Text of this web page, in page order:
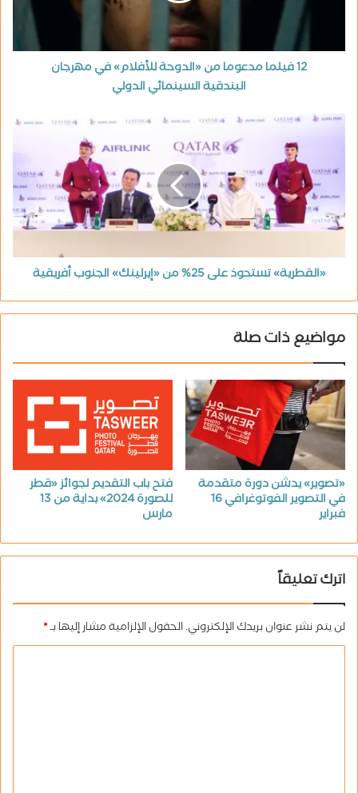
12 فيلما مدعوما من «الدوحة للأفلام» في مهرجان
البندقية السينمائي الدولي
«القطرية» تستحوذ على 25% من «إيرلينك» الجنوب أفريقية
مواضيع ذات صلة
«تصوير» يدشن دورة متقدمة
في التصوير الفوتوغرافي 16
فبراير
فتح باب التقديم لجوائز «قطر
للصورة 2024» بداية من 13
مارس
اترك تعليقاً
لن يتم نشر عنوان بريدك الإلكتروني.الحقول الإلزامية مشار إليها بـ*